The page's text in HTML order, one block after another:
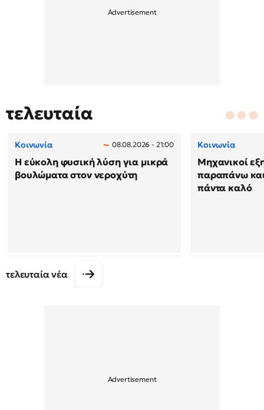
τελευταία
Κοινωνία 08.08.2026 - 21:00
Η εύκολη φυσική λύση για μικρά
βουλώματα στον νεροχύτη
Κοινωνία
Μηχανικοί
παραπάνω
πάντα καλό
τελευταία νέα